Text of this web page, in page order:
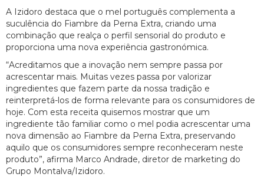
A Izidoro destaca que o mel português complementa a
suculência do Fiambre da Perna Extra, criando uma
combinação que realça o perfil sensorial do produto e
proporciona uma nova experiência gastronómica.
“Acreditamos que a inovação nem sempre passa por
acrescentar mais. Muitas vezes passa por valorizar
ingredientes que fazem parte da nossa tradição e
reinterpretá-los de forma relevante para os consumidores de
hoje. Com esta receita quisemos mostrar que um
ingrediente tão familiar como o mel podia acrescentar uma
nova dimensão ao Fiambre da Perna Extra, preservando
aquilo que os consumidores sempre reconheceram neste
produto”, afirma Marco Andrade, diretor de marketing do
Grupo Montalva/Izidoro.